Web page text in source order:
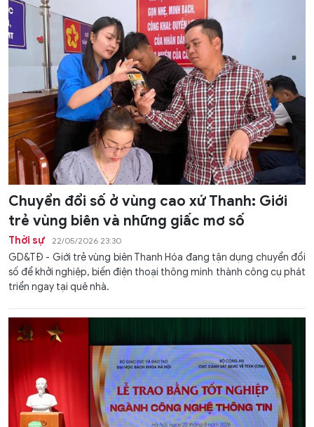
Chuyển đổi số ở vùng cao xứ Thanh: Giới
trẻ vùng biên và những giấc mơ số
Thời sự 22/05/2026 23:30
GD&TĐ - Giới trẻ vùng biên Thanh Hóa đang tận dụng chuyển đổi
số để khởi nghiệp, biến điện thoại thông minh thành công cụ phát
triển ngay tại quê nhà.